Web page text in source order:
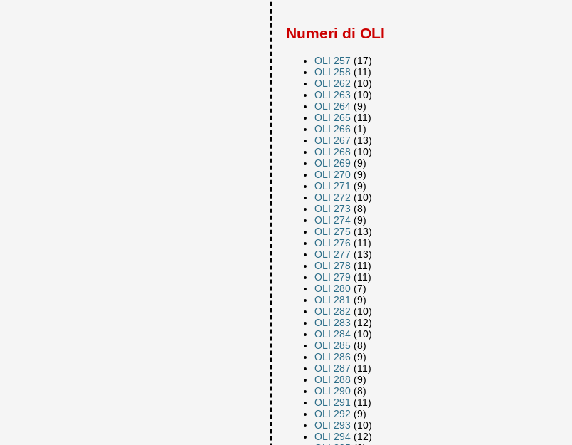
Numeri di OLI
OLI 257 (17)
OLI 258 (11)
OLI 262 (10)
OLI 263 (10)
OLI 264 (9)
OLI 265 (11)
OLI 266 (1)
OLI 267 (13)
OLI 268 (10)
OLI 269 (9)
OLI 270 (9)
OLI 271 (9)
OLI 272 (10)
OLI 273 (8)
OLI 274 (9)
OLI 275 (13)
OLI 276 (11)
OLI 277 (13)
OLI 278 (11)
OLI 279 (11)
OLI 280 (7)
OLI 281 (9)
OLI 282 (10)
OLI 283 (12)
OLI 284 (10)
OLI 285 (8)
OLI 286 (9)
OLI 287 (11)
OLI 288 (9)
OLI 290 (8)
OLI 291 (11)
OLI 292 (9)
OLI 293 (10)
OLI 294 (12)